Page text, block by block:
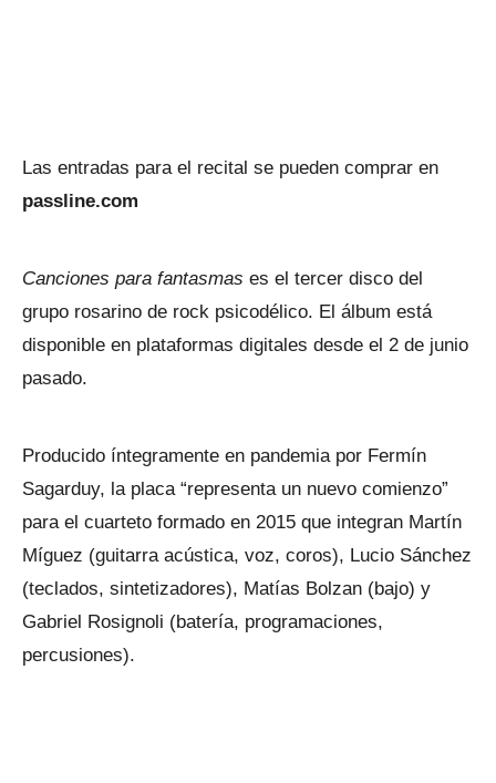
Las entradas para el recital se pueden comprar en
passline.com
Canciones para fantasmas es el tercer disco del
grupo rosarino de rock psicodélico. El álbum está
disponible en plataformas digitales desde el 2 de junio
pasado.
Producido íntegramente en pandemia por Fermín
Sagarduy, la placa “representa un nuevo comienzo”
para el cuarteto formado en 2015 que integran Martín
Míguez (guitarra acústica, voz, coros), Lucio Sánchez
(teclados, sintetizadores), Matías Bolzan (bajo) y
Gabriel Rosignoli (batería, programaciones,
percusiones).